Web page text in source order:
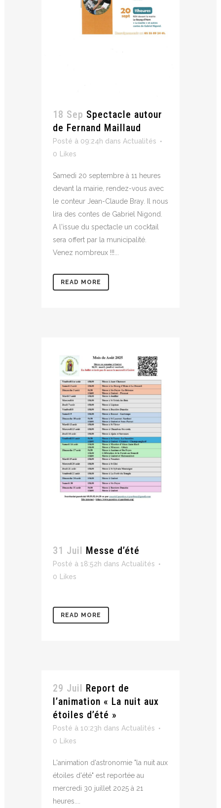
18 Sep Spectacle autour
de Fernand Maillaud
Posté à 09:24h dans Actualités
0 Likes
Samedi 20 septembre à 11 heures
devant la mairie, rendez-vous avec
le conteur Jean-Claude Bray. Il nous
lira des contes de Gabriel Nigond.
A l'issue du spectacle un cocktail
sera offert par la municipalité.
Venez nombreux !!!...
READ MORE
31 Juil Messe d’été
Posté à 18:52h dans Actualités
0 Likes
READ MORE
29 Juil Report de
l’animation « La nuit aux
étoiles d’été »
Posté à 10:23h dans Actualités
0 Likes
L'animation d'astronomie "la nuit aux
étoiles d'été" est reportée au
mercredi 30 juillet 2025 à 21
heures....